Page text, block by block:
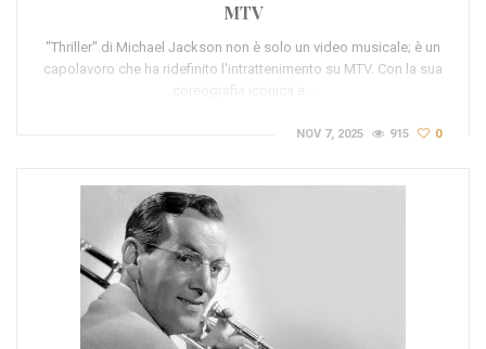
MTV
"Thriller" di Michael Jackson non è solo un video musicale; è un
capolavoro che ha ridefinito l'intrattenimento su MTV. Con la sua
coreografia iconica e…
NOV 7, 2025 915 0